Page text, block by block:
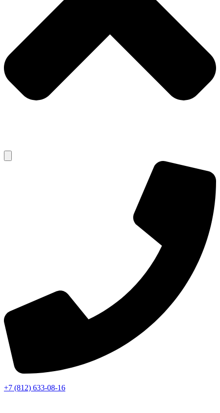
+7 (812) 633-08-16